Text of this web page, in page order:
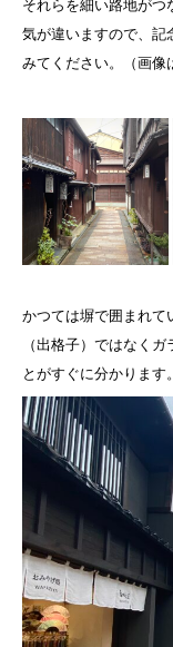
それらを細い路地がつ
気が違いますので、記
みてください。（画像
かつては塀で囲まれて
（出格子）ではなく
とがすぐに分かります。